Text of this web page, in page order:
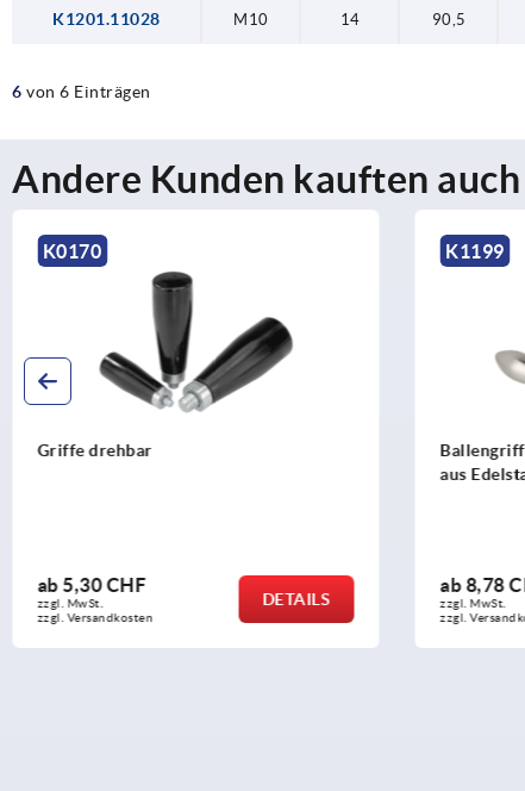
K1201.11028 M10 14 90,5
6 von 6 Einträgen
Andere Kunden kauften auch
K1199
Ballengriffe feststehend DIN 39 Form E,
ab 8,78 CHF
zzgl. MwSt.
zzgl. Versandkosten
DETAILS
K1468
ab2,78
zzgl. MwSt.
zzgl.